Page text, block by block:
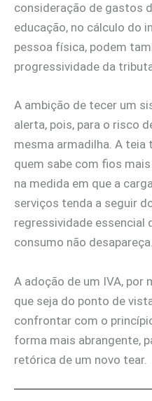
consideração de gastos
educação, no cálculo do
pessoa física, podem
progressividade da
A ambição de tecer um
alerta, pois, para o risco
mesma armadilha. A teia
quem sabe com fios
na medida em que a
serviços tenda a seguir
regressividade essencial
consumo não desapareça.
A adoção de um IVA, por
que seja do ponto de
confrontar com o
forma mais abrangente,
retórica de um novo tear.